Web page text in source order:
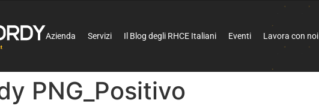
Azienda Servizi Il Blog degli RHCE Italiani Eventi Lavora con noi
PNG_Positivo